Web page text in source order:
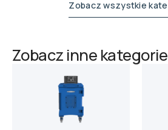
Zobacz wszystkie
Zobacz inne